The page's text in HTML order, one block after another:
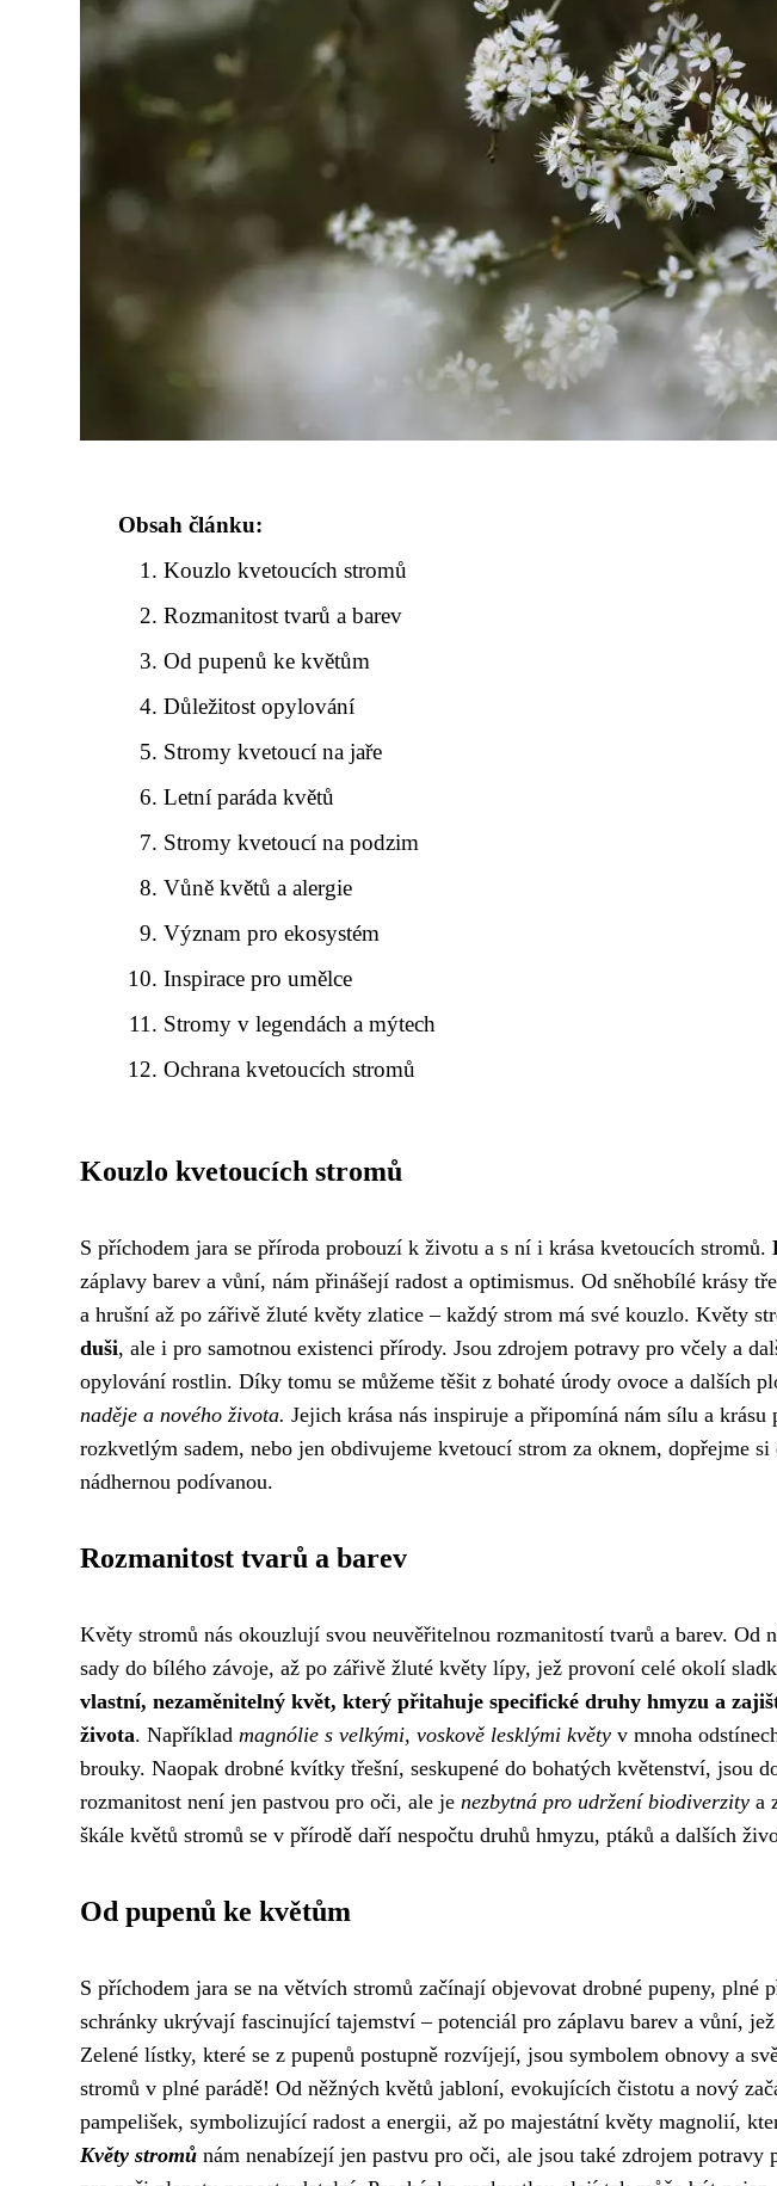
Obsah článku:
Kouzlo kvetoucích stromů
Rozmanitost tvarů a barev
Od pupenů ke květům
Důležitost opylování
Stromy kvetoucí na jaře
Letní paráda květů
Stromy kvetoucí na podzim
Vůně květů a alergie
Význam pro ekosystém
Inspirace pro umělce
Stromy v legendách a mýtech
Ochrana kvetoucích stromů
Kouzlo kvetoucích stromů
S příchodem jara se příroda probouzí k životu a s ní i krása kvetoucích stromů.
záplavy barev a vůní, nám přinášejí radost a optimismus. Od sněhobílé krásy
a hrušní až po zářivě žluté květy zlatice – každý strom má své kouzlo. Květy
duši, ale i pro samotnou existenci přírody. Jsou zdrojem potravy pro včely a
opylování rostlin. Díky tomu se můžeme těšit z bohaté úrody ovoce a dalších
naděje a nového života. Jejich krása nás inspiruje a připomíná nám sílu a
rozkvetlým sadem, nebo jen obdivujeme kvetoucí strom za oknem, dopřejme
nádhernou podívanou.
Rozmanitost tvarů a barev
Květy stromů nás okouzlují svou neuvěřitelnou rozmanitostí tvarů a barev.
sady do bílého závoje, až po zářivě žluté květy lípy, jež provoní celé okolí
vlastní, nezaměnitelný květ, který přitahuje specifické druhy hmyzu a
života. Například magnólie s velkými, voskově lesklými květy v mnoha
brouky. Naopak drobné kvítky třešní, seskupené do bohatých květenství, jsou
rozmanitost není jen pastvou pro oči, ale je nezbytná pro udržení biodiverzity a
škále květů stromů se v přírodě daří nespočtu druhů hmyzu, ptáků a dalších
Od pupenů ke květům
S příchodem jara se na větvích stromů začínají objevovat drobné pupeny, plné
schránky ukrývají fascinující tajemství – potenciál pro záplavu barev a vůní,
Zelené lístky, které se z pupenů postupně rozvíjejí, jsou symbolem obnovy a
stromů v plné parádě! Od něžných květů jabloní, evokujících čistotu a nový
pampelišek, symbolizující radost a energii, až po majestátní květy magnolií,
Květy stromů nám nenabízejí jen pastvu pro oči, ale jsou také zdrojem